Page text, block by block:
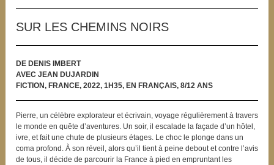
SUR LES CHEMINS NOIRS
DE DENIS IMBERT
AVEC JEAN DUJARDIN
FICTION, FRANCE, 2022, 1H35, EN FRANÇAIS, 8/12 ANS
Pierre, un célèbre explorateur et écrivain, voyage régulièrement à travers
le monde en quête d’aventures. Un soir, il escalade la façade d’un hôtel,
ivre, et fait une chute de plusieurs étages. Le choc le plonge dans un
coma profond. À son réveil, alors qu’il tient à peine debout et contre l’avis
de tous, il décide de parcourir la France à pied en empruntant les